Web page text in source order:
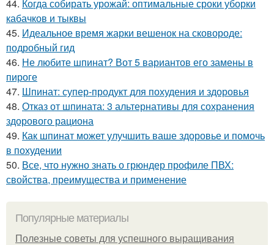
44. Когда собирать урожай: оптимальные сроки уборки
кабачков и тыквы
45. Идеальное время жарки вешенок на сковороде:
подробный гид
46. Не любите шпинат? Вот 5 вариантов его замены в
пироге
47. Шпинат: супер-продукт для похудения и здоровья
48. Отказ от шпината: 3 альтернативы для сохранения
здорового рациона
49. Как шпинат может улучшить ваше здоровье и помочь
в похудении
50. Все, что нужно знать о грюндер профиле ПВХ:
свойства, преимущества и применение
Популярные материалы
Полезные советы для успешного выращивания